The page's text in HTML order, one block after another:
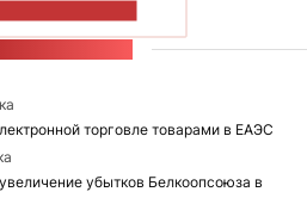
торговле товарами в ЕАЭС
убытков Белкоопсоюза в